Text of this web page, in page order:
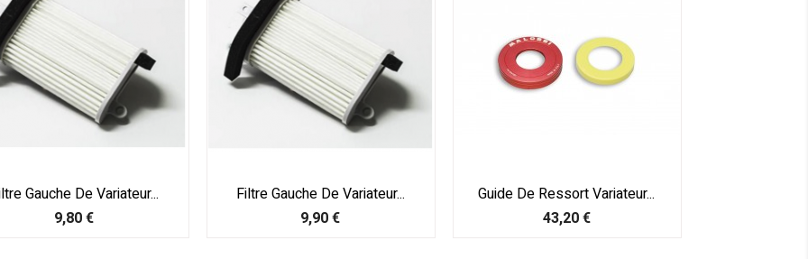
Gauche De Variateur...
Prix
9,80 €
Filtre Gauche De Variateur...
Prix
9,90 €
Guide De Ressort Variateur...
Prix
43,20 €